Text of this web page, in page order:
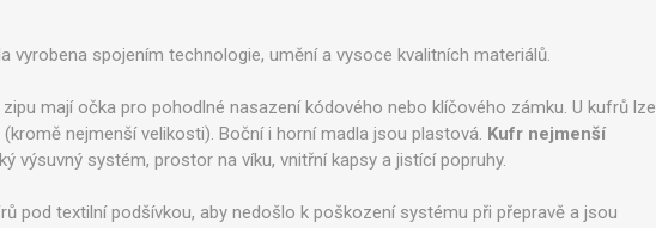
D&N
Zobrazit více
vyrobena spojením technologie, umění a vysoce kvalitních materiálů.
mají očka pro pohodlné nasazení kódového nebo klíčového zámku. U kufrů lze
nejmenší velikosti). Boční i horní madla jsou plastová. Kufr nejmenší
výsuvný systém, prostor na víku, vnitřní kapsy a jistící popruhy.
pod textilní podšívkou, aby nedošlo k poškození systému při přepravě a jsou